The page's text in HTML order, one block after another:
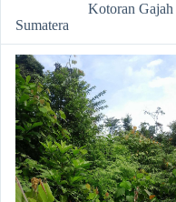
Kotoran Gajah
Sumatera